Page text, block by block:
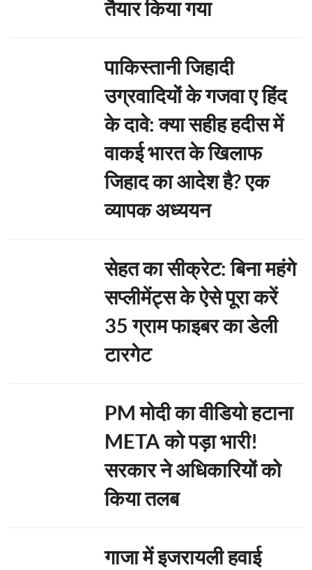
तैयार किया गया
पाकिस्तानी जिहादी
उग्रवादियों के गजवा ए हिंद
के दावे: क्या सहीह हदीस में
वाकई भारत के खिलाफ
जिहाद का आदेश है? एक
व्यापक अध्ययन
सेहत का सीक्रेट: बिना महंगे
सप्लीमेंट्स के ऐसे पूरा करें
35 ग्राम फाइबर का डेली
टारगेट
PM मोदी का वीडियो हटाना
META को पड़ा भारी!
सरकार ने अधिकारियों को
किया तलब
गाजा में इजरायली हवाई